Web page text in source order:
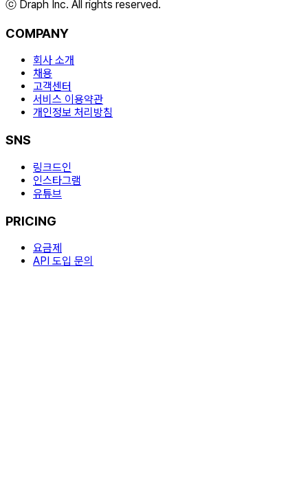
ⓒ Draph Inc. All rights reserved.
COMPANY
회사 소개
채용
고객센터
서비스 이용약관
개인정보 처리방침
SNS
링크드인
인스타그램
유튜브
PRICING
요금제
API 도입 문의